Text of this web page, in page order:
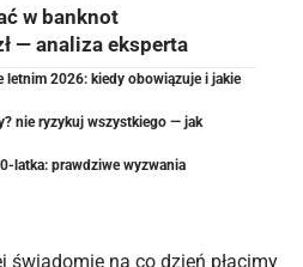
w banknot
— analiza eksperta
letnim 2026: kiedy obowiązuje i jakie
nie ryzykuj wszystkiego — jak
latka: prawdziwe wyzwania
świadomie na co dzień płacimy